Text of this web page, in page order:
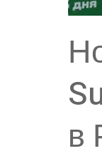
в